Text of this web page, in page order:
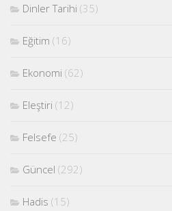
Dinler Tarihi (35)
Eğitim (16)
Ekonomi (62)
Eleştiri (12)
Felsefe (25)
Güncel (292)
Hadis (15)